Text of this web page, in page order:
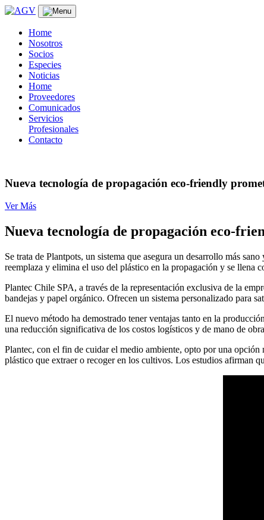
Skip
contentHome
Nosotros
Socios
Especies
Noticias
Home
Proveedores
Comunicados
Servicios
Profesionales
Contacto
Nueva tecnología de propagación eco-friendly
Ver Más
Nueva tecnología de propagación eco-
Se trata de Plantpots, un sistema que asegura un desarrollo más
reemplaza y elimina el uso del plástico en la propagación y se llena
Plantec Chile SPA, a través de la representación exclusiva de la
bandejas y papel orgánico. Ofrecen un sistema personalizado para
El nuevo método ha demostrado tener ventajas tanto en la
una reducción significativa de los costos logísticos y de mano de
Plantec, con el fin de cuidar el medio ambiente, opto por una opción
plástico que extraer o recoger en los cultivos. Los estudios afirman